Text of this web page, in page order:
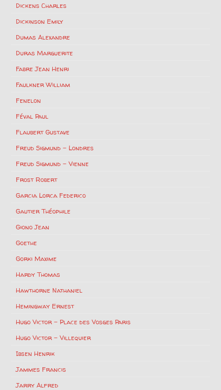
Dickens Charles
Dickinson Emily
Dumas Alexandre
Duras Marguerite
Fabre Jean Henri
Faulkner William
Fenelon
Féval Paul
Flaubert Gustave
Freud Sigmund – Londres
Freud Sigmund – Vienne
Frost Robert
Garcia Lorca Federico
Gautier Théophile
Giono Jean
Goethe
Gorki Maxime
Hardy Thomas
Hawthorne Nathaniel
Hemingway Ernest
Hugo Victor – Place des Vosges Paris
Hugo Victor – Villequier
Ibsen Henrik
Jammes Francis
Jarry Alfred